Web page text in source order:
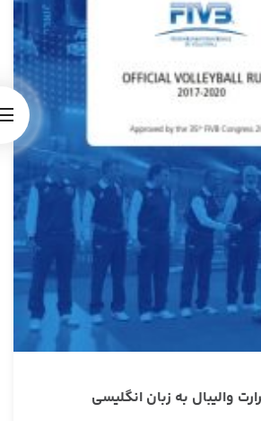
والیبال به زبان انگلیسی